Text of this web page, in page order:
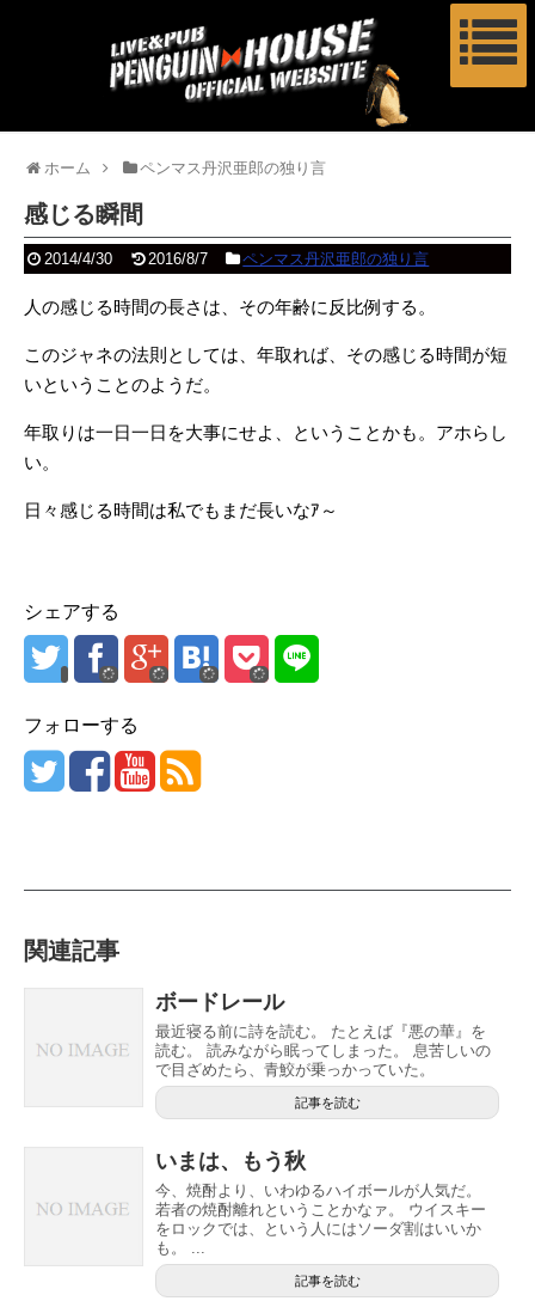
ホーム ペンマス丹沢亜郎の独り言
感じる瞬間
2014/4/30 2016/8/7 ペンマス丹沢亜郎の独り言
人の感じる時間の長さは、その年齢に反比例する。
このジャネの法則としては、年取れば、その感じる時間が短
いということのようだ。
年取りは一日一日を大事にせよ、ということかも。アホらし
い。
日々感じる時間は私でもまだ長いなｱ～
シェアする
フォローする
関連記事
ボードレール
最近寝る前に詩を読む。 たとえば『悪の華』を
読む。 読みながら眠ってしまった。 息苦しいの
で目ざめたら、青鮫が乗っかっていた。
記事を読む
いまは、もう秋
今、焼酎より、いわゆるハイボールが人気だ。
若者の焼酎離れということかなァ。 ウイスキー
をロックでは、という人にはソーダ割はいいか
も。 ...
記事を読む